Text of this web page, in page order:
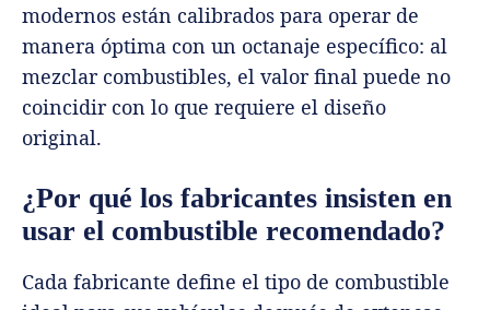
modernos están calibrados para operar de
manera óptima con un octanaje específico: al
mezclar combustibles, el valor final puede no
coincidir con lo que requiere el diseño
original.
¿Por qué los fabricantes insisten en
usar el combustible recomendado?
Cada fabricante define el tipo de combustible